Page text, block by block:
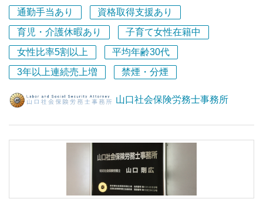
と」
世界的企業のような壮大なミッションは掲げません。私た
ちは、クライアントの持続的な発展といきいきと働く人を
増やすことを通じて、活力ある地域社会創造の一助を担い
ます。そして、より豊かな地域社会を次世代に残していく
ことを使命とします。
ビジョン（目指す姿）：クライアントに対して「常に必要
常に必要とされる存在であり続け、地域密着型の信頼され
る身近なパートナーとして、適切なサービスを提供し、ク
ライアントの持続的な発展に貢献し続けます。また、勤務
するスタッフに「勤めていて本当によかった」「家族や友
人に自慢したい」と思ってもらえる事務所であり続け、持
通勤手当あり
資格取得支援あり
育児・介護休暇あり
子育て女性在籍中
女性比率5割以上
平均年齢30代
3年以上連続売上増
禁煙・分煙
山口社会保険労務士事務所